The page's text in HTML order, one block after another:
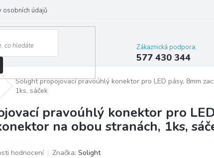
osobních údajů
Zákaznická podpora:
577 430 344
Solight propojovací pravoúhlý konektor pro LED pásy, 8mm
1ks, sáček
pravoúhlý konektor pro
na obou stranách, 1ks,
hodnocení Značka: Solight